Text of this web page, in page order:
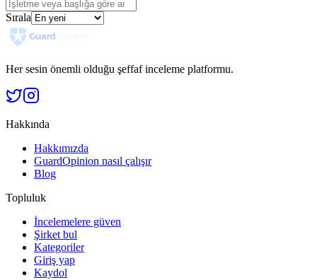
Sırala
Her sesin önemli olduğu şeffaf inceleme platformu.
Hakkında
Hakkımızda
GuardOpinion nasıl çalışır
Blog
Topluluk
İncelemelere güven
Şirket bul
Kategoriler
Giriş yap
Kaydol